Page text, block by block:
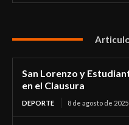
San Lorenzo y
en el Clausura
DEPORTE 8 de agosto de 2025